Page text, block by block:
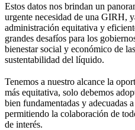
Estos datos nos brindan un
urgente necesidad de una GIRH,
administración equitativa y
grandes desafíos para los
bienestar social y económico de
sustentabilidad del líquido.
Tenemos a nuestro alcance la
más equitativa, solo debemos
bien fundamentadas y adecuadas
permitiendo la colaboración de
de interés.